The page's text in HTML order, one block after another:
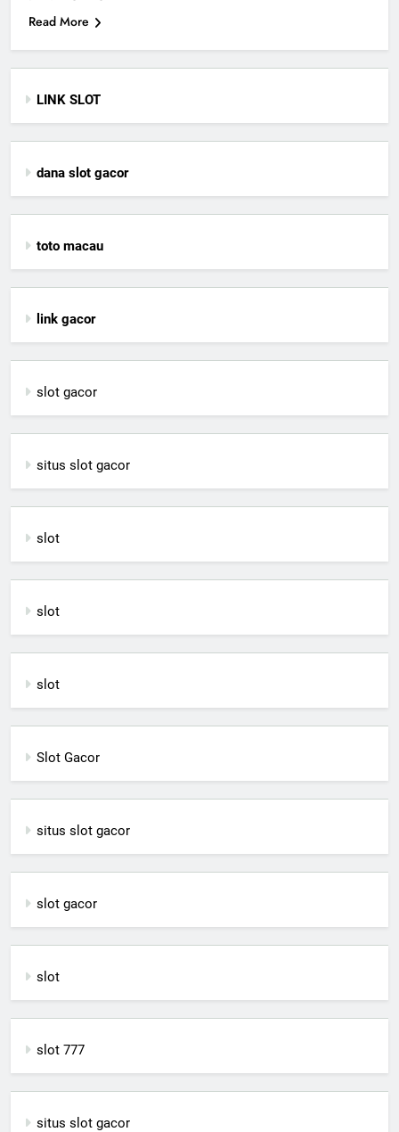
Read More
LINK SLOT
dana slot gacor
toto macau
link gacor
slot gacor
situs slot gacor
slot
slot
slot
Slot Gacor
situs slot gacor
slot gacor
slot
slot 777
situs slot gacor